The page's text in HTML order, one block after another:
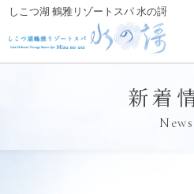
しこつ湖 鶴雅リゾートスパ 水の謌
新着
News